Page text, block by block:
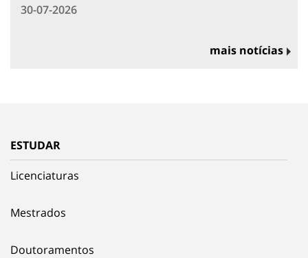
30-07-2026
mais notícias
ESTUDAR
Licenciaturas
Mestrados
Doutoramentos